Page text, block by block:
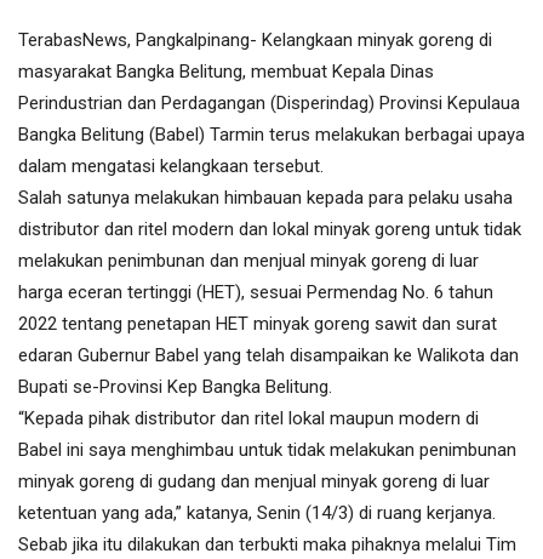
TerabasNews, Pangkalpinang- Kelangkaan minyak goreng di
masyarakat Bangka Belitung, membuat Kepala Dinas
Perindustrian dan Perdagangan (Disperindag) Provinsi Kepulaua
Bangka Belitung (Babel) Tarmin terus melakukan berbagai upaya
dalam mengatasi kelangkaan tersebut.
Salah satunya melakukan himbauan kepada para pelaku usaha
distributor dan ritel modern dan lokal minyak goreng untuk tidak
melakukan penimbunan dan menjual minyak goreng di luar
harga eceran tertinggi (HET), sesuai Permendag No. 6 tahun
2022 tentang penetapan HET minyak goreng sawit dan surat
edaran Gubernur Babel yang telah disampaikan ke Walikota dan
Bupati se-Provinsi Kep Bangka Belitung.
“Kepada pihak distributor dan ritel lokal maupun modern di
Babel ini saya menghimbau untuk tidak melakukan penimbunan
minyak goreng di gudang dan menjual minyak goreng di luar
ketentuan yang ada,” katanya, Senin (14/3) di ruang kerjanya.
Sebab jika itu dilakukan dan terbukti maka pihaknya melalui Tim